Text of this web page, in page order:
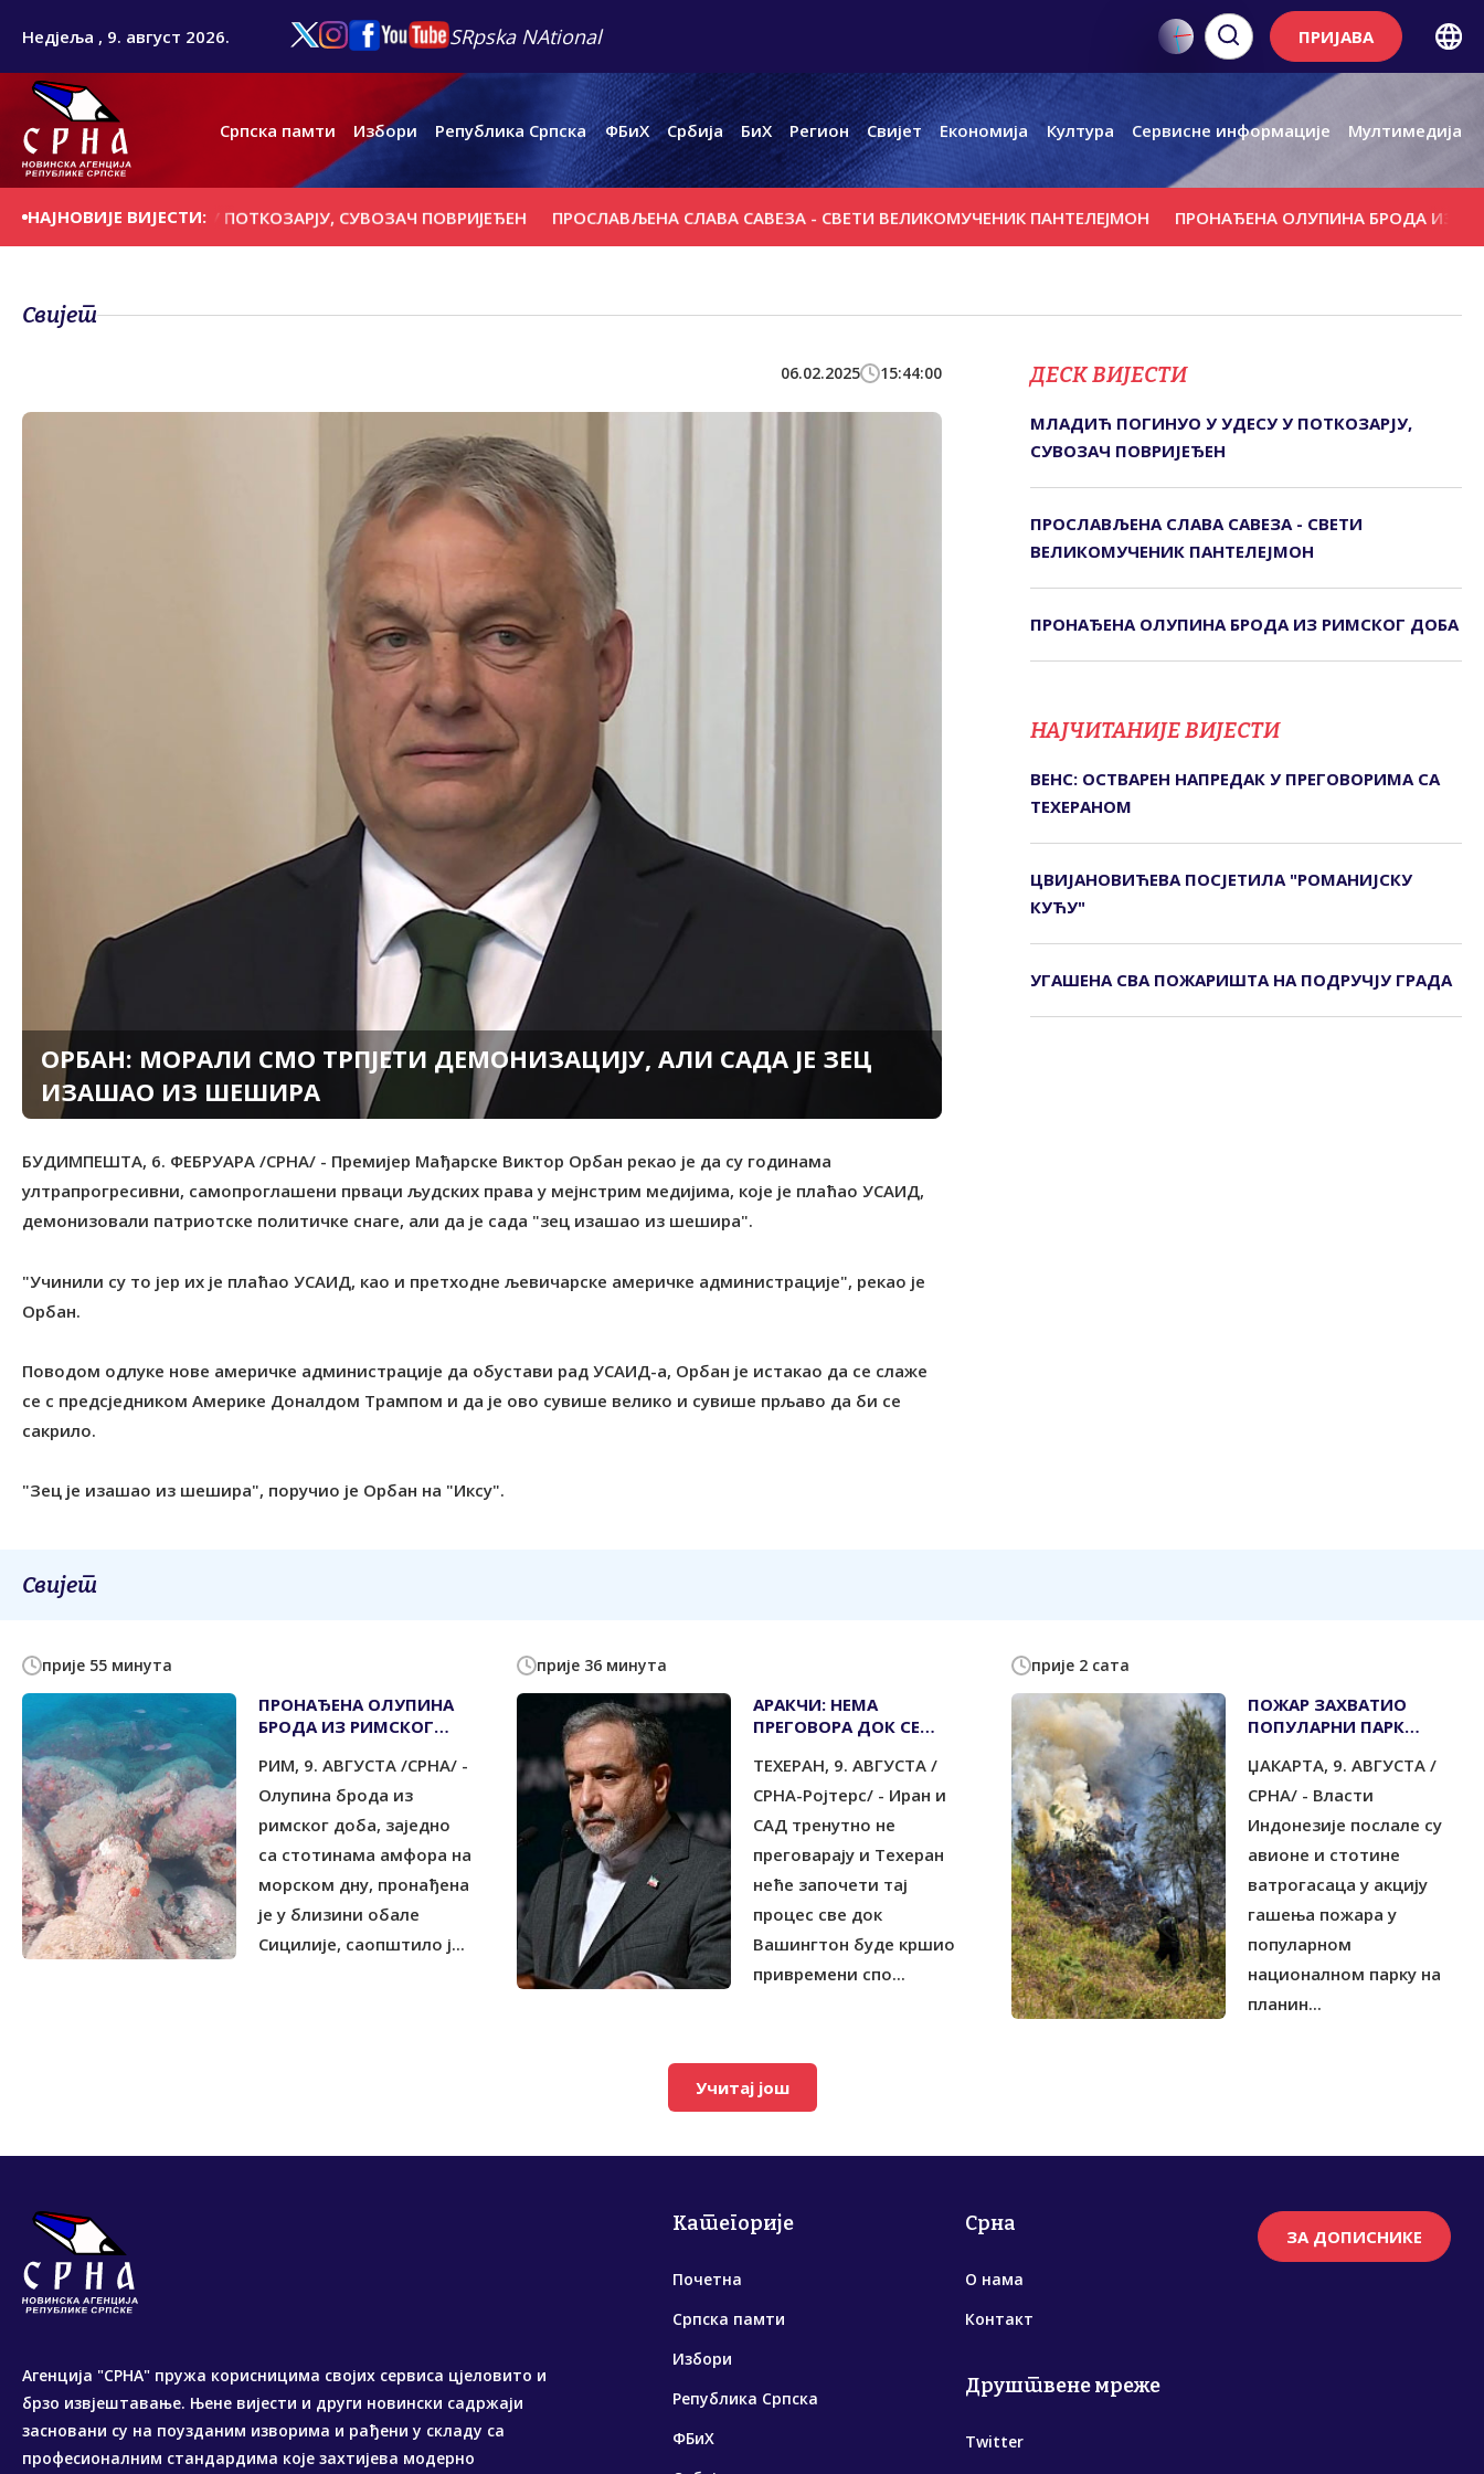
Недјеља , 9. август 2026. SRpska NAtional ПРИЈАВА
Српска памти Избори Република Српска ФБиХ Србија БиХ Регион Свијет Економија Култура Сервисне информације Мултимедија
НАЈНОВИЈЕ ВИЈЕСТИ:
У УДЕСУ У ПОТКОЗАРЈУ, СУВОЗАЧ ПОВРИЈЕЂЕН ПРОСЛАВЉЕНА СЛАВА САВЕЗА - СВЕТИ ВЕЛИКОМУЧЕНИК ПАНТЕЛЕЈМОН ПРОНАЂЕНА ОЛУПИНА БРОДА ИЗ
Свијет
06.02.2025 15:44:00
ОРБАН: МОРАЛИ СМО ТРПЈЕТИ ДЕМОНИЗАЦИЈУ, АЛИ САДА ЈЕ ЗЕЦ
ИЗАШАО ИЗ ШЕШИРА
БУДИМПЕШТА, 6. ФЕБРУАРА /СРНА/ - Премијер Мађарске Виктор Орбан рекао је да су годинама
ултрапрогресивни, самопроглашени прваци људских права у мејнстрим медијима, које је плаћао УСАИД,
демонизовали патриотске политичке снаге, али да је сада "зец изашао из шешира".
"Учинили су то јер их је плаћао УСАИД, као и претходне љевичарске америчке администрације", рекао је
Орбан.
Поводом одлуке нове америчке администрације да обустави рад УСАИД-а, Орбан је истакао да се слаже
се с предсједником Америке Доналдом Tрампом и да је ово сувише велико и сувише прљаво да би се
сакрило.
"Зец је изашао из шешира", поручио је Орбан на "Иксу".
ДЕСК ВИЈЕСТИ
МЛАДИЋ ПОГИНУО У УДЕСУ У ПОТКОЗАРЈУ,
СУВОЗАЧ ПОВРИЈЕЂЕН
ПРОСЛАВЉЕНА СЛАВА САВЕЗА - СВЕТИ
ВЕЛИКОМУЧЕНИК ПАНТЕЛЕЈМОН
ПРОНАЂЕНА ОЛУПИНА БРОДА ИЗ РИМСКОГ ДОБА
НАЈЧИТАНИЈЕ ВИЈЕСТИ
ВЕНС: ОСТВАРЕН НАПРЕДАК У ПРЕГОВОРИМА СА
ТЕХЕРАНОМ
ЦВИЈАНОВИЋЕВА ПОСЈЕТИЛА "РОМАНИЈСКУ
КУЋУ"
УГАШЕНА СВА ПОЖАРИШТА НА ПОДРУЧЈУ ГРАДА
Свијет
прије 55 минута
ПРОНАЂЕНА ОЛУПИНА
БРОДА ИЗ РИМСКОГ
РИМ, 9. АВГУСТА /СРНА/ -
Олупина брода из
римског доба, заједно
са стотинама амфора на
морском дну, пронађена
је у близини обале
Сицилије, саопштило ј...
прије 36 минута
АРАКЧИ: НЕМА
ПРЕГОВОРА ДОК СЕ
СПОРАЗУМ
ТЕХЕРАН, 9. АВГУСТА /
СРНА-Ројтерс/ - Иран и
САД тренутно не
преговарају и Техеран
неће започети тај
процес све док
Вашингтон буде кршио
привремени спо...
прије 2 сата
ПОЖАР ЗАХВАТИО
ПОПУЛАРНИ ПАРК
ЈАВИ
ЏАКАРТА, 9. АВГУСТА /
СРНА/ - Власти
Индонезије послале су
авионе и стотине
ватрогасаца у акцију
гашења пожара у
популарном
националном парку на
планин...
Учитај још
Агенција "СРНА" пружа корисницима својих сервиса цјеловито и
брзо извјештавање. Њене вијести и други новински садржаји
засновани су на поузданим изворима и рађени у складу са
професионалним стандардима које захтијева модерно
Категорије
Почетна
Српска памти
Избори
Република Српска
ФБиХ
Срна
О нама
Контакт
Друштвене мреже
Twitter
ЗА ДОПИСНИКЕ